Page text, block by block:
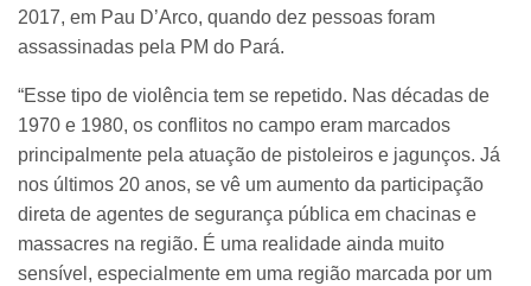
2017, em Pau D’Arco, quando dez pessoas foram
assassinadas pela PM do Pará.
“Esse tipo de violência tem se repetido. Nas décadas de
1970 e 1980, os conflitos no campo eram marcados
principalmente pela atuação de pistoleiros e jagunços. Já
nos últimos 20 anos, se vê um aumento da participação
direta de agentes de segurança pública em chacinas e
massacres na região. É uma realidade ainda muito
sensível, especialmente em uma região marcada por um